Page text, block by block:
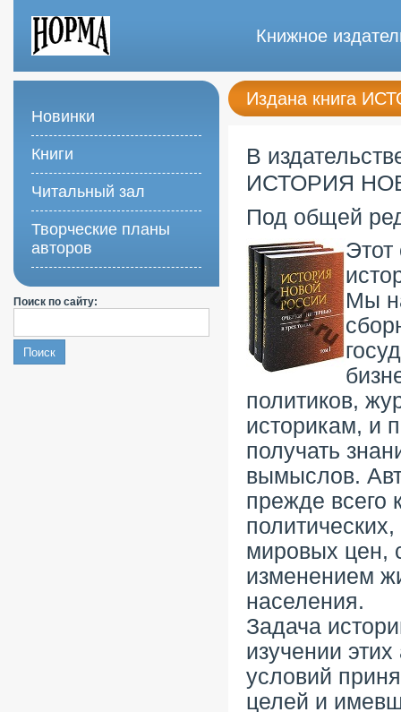
Книжное
Издана книга
В
ИСТОРИЯ
Под общей
Этот
Мы
политиков,
историкам, и
получать
вымыслов.
прежде всего
мировых цен,
изменением
населения.
Задача
изучении
условий
целей и
Новинки
Книги
Читальный зал
Творческие планы
авторов
Поиск по сайту: